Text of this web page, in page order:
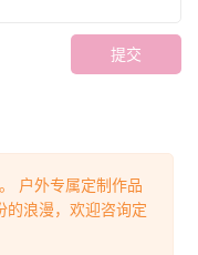
提交
户外专属定制作品
的浪漫，欢迎咨询定